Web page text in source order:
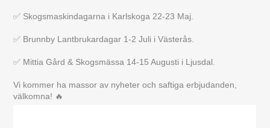
✅ Skogsmaskindagarna i Karlskoga 22-23 Maj.
✅ Brunnby Lantbrukardagar 1-2 Juli i Västerås.
✅ Mittia Gård & Skogsmässa 14-15 Augusti i Ljusdal.
Vi kommer ha massor av nyheter och saftiga erbjudanden,
välkomna! 🔥